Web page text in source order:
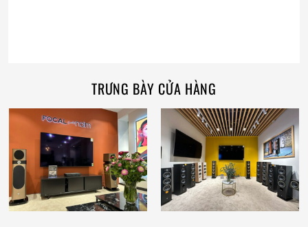
TRƯNG BÀY CỬA HÀNG